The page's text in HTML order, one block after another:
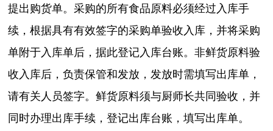
提出购货单。采购的所有食品原料必须经过入库手
续，根据具有有效签字的采购单验收入库，并将采购
单附于入库单后，据此登记入库台账。非鲜货原料验
收入库后，负责保管和发放，发放时需填写出库单，
请有关人员签字。鲜货原料须与厨师长共同验收，并
同时办理出库手续，登记出库台账，填写出库单。